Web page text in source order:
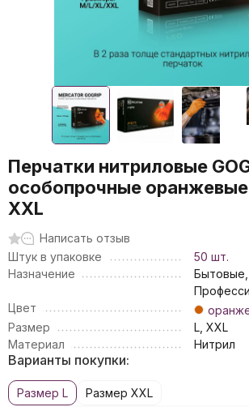
Перчатки нитриловые
особопрочные оранжевые
XXL
Написать отзыв
Штук в упаковке
50 шт.
Назначение
Бытовые,
Цвет
Размер
L, XXL
Материал
Нитрил
Варианты покупки:
Размер L Размер XXL